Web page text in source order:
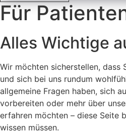
Für
Alles Wichtige
Wir möchten sicherstellen, dass
und sich bei uns rundum
allgemeine Fragen haben, sich
vorbereiten oder mehr über
erfahren möchten – diese Seite
wissen müssen.